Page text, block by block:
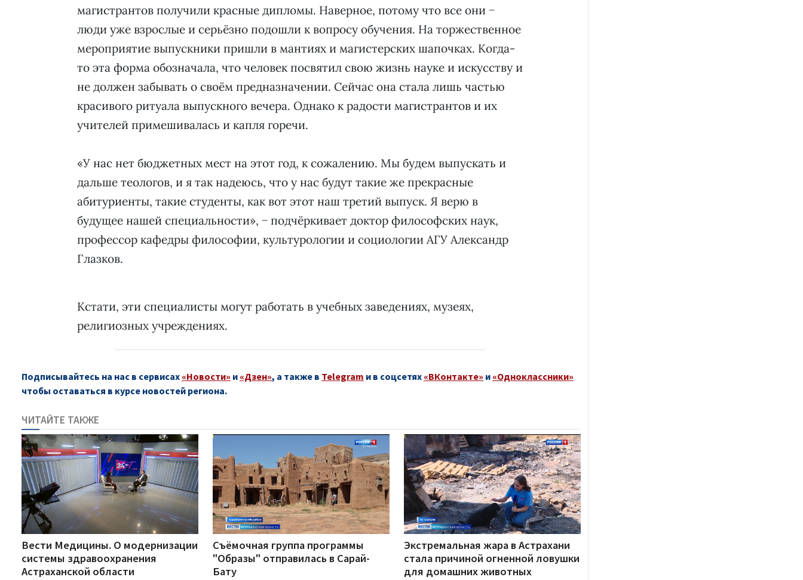
магистрантов получили красные дипломы. Наверное, потому что все они −
люди уже взрослые и серьёзно подошли к вопросу обучения. На торжественное
мероприятие выпускники пришли в мантиях и магистерских шапочках. Когда-
то эта форма обозначала, что человек посвятил свою жизнь науке и искусству и
не должен забывать о своём предназначении. Сейчас она стала лишь частью
красивого ритуала выпускного вечера. Однако к радости магистрантов и их
учителей примешивалась и капля горечи.
«У нас нет бюджетных мест на этот год, к сожалению. Мы будем выпускать и
дальше теологов, и я так надеюсь, что у нас будут такие же прекрасные
абитуриенты, такие студенты, как вот этот наш третий выпуск. Я верю в
будущее нашей специальности», − подчёркивает доктор философских наук,
профессор кафедры философии, культурологии и социологии АГУ Александр
Глазков.
Кстати, эти специалисты могут работать в учебных заведениях, музеях,
религиозных учреждениях.
Подписывайтесь на нас в сервисах «Новости» и «Дзен», а также в Telegram и в соцсетях «ВКонтакте» и «Одноклассники»
чтобы оставаться в курсе новостей региона.
ЧИТАЙТЕ ТАКЖЕ
Вести Медицины. О модернизации
системы здравоохранения
Астраханской области
Съёмочная группа программы
"Образы" отправилась в Сарай-
Бату
Экстремальная жара в Астрахани
стала причиной огненной ловушки
для домашних животных